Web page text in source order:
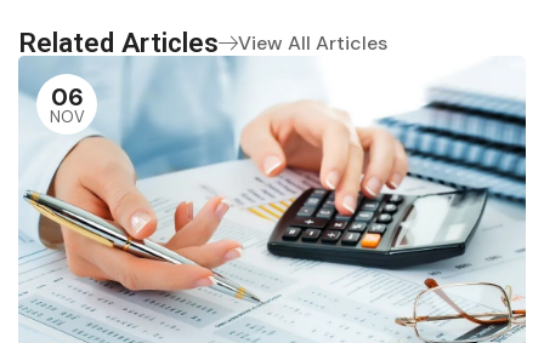
Related Articles View All Articles
06
NOV